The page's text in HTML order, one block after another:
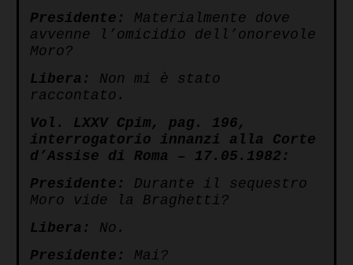
Presidente:
Materialmente dove
avvenne l’omicidio dell’onorevole
Moro?
Libera:
Non mi è stato
raccontato.
Vol. LXXV Cpim, pag. 196,
interrogatorio innanzi alla Corte
d’Assise di Roma – 17.05.1982:
Presidente:
Durante il sequestro
Moro vide la Braghetti?
Libera:
No.
Presidente:
Mai?